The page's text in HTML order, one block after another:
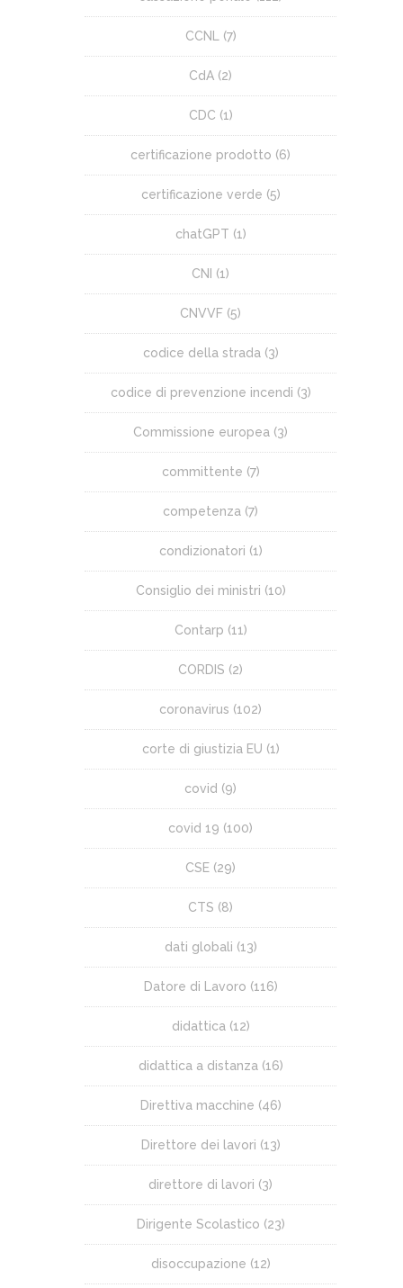
CCNL (7)
CdA (2)
CDC (1)
certificazione prodotto (6)
certificazione verde (5)
chatGPT (1)
CNI (1)
CNVVF (5)
codice della strada (3)
codice di prevenzione incendi (3)
Commissione europea (3)
committente (7)
competenza (7)
condizionatori (1)
Consiglio dei ministri (10)
Contarp (11)
CORDIS (2)
coronavirus (102)
corte di giustizia EU (1)
covid (9)
covid 19 (100)
CSE (29)
CTS (8)
dati globali (13)
Datore di Lavoro (116)
didattica (12)
didattica a distanza (16)
Direttiva macchine (46)
Direttore dei lavori (13)
direttore di lavori (3)
Dirigente Scolastico (23)
disoccupazione (12)